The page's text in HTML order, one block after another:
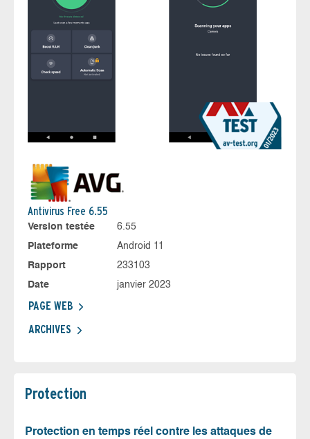
Antivirus Free 6.55
Version testée
6.55
Plateforme
Android 11
Rapport
233103
Date
janvier 2023
PAGE WEB
ARCHIVES
Protection
Protection en temps réel contre les attaques de